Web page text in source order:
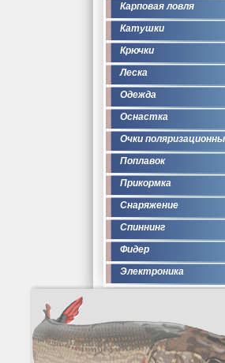
Карповая ловля
Катушки
Крючки
Леска
Одежда
Оснастка
Очки
Поплавок
Прикормка
Снаряжение
Спиннинг
Фидер
Электроника